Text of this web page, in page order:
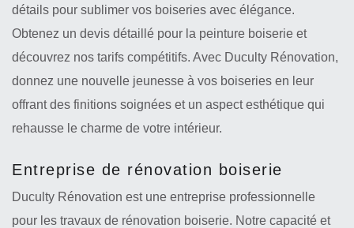
détails pour sublimer vos boiseries avec élégance.
Obtenez un devis détaillé pour la peinture boiserie et
découvrez nos tarifs compétitifs. Avec Duculty Rénovation,
donnez une nouvelle jeunesse à vos boiseries en leur
offrant des finitions soignées et un aspect esthétique qui
rehausse le charme de votre intérieur.
Entreprise de rénovation boiserie
Duculty Rénovation est une entreprise professionnelle
pour les travaux de rénovation boiserie. Notre capacité et